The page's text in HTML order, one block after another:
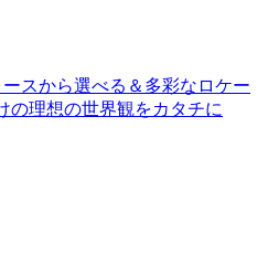
ースから選べる＆多彩なロケー
の理想の世界観をカタチに